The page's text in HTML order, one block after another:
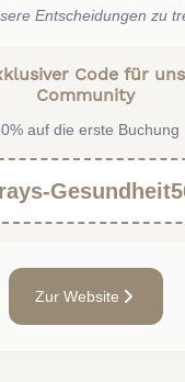
Entscheidungen zu
Code für
Community
auf die erste Buchung
Zur Website